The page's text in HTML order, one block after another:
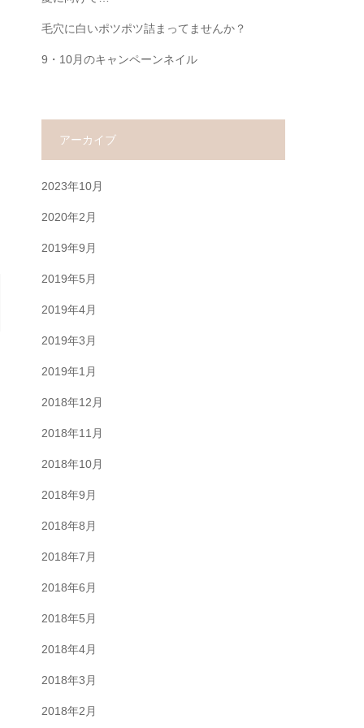
毛穴に白いポツポツ詰まってませんか？
9・10月のキャンペーンネイル
アーカイブ
2023年10月
2020年2月
2019年9月
2019年5月
2019年4月
2019年3月
2019年1月
2018年12月
2018年11月
2018年10月
2018年9月
2018年8月
2018年7月
2018年6月
2018年5月
2018年4月
2018年3月
2018年2月